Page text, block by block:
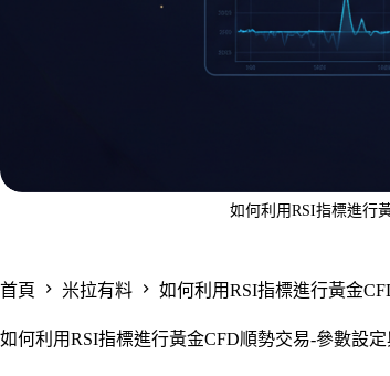
如何利用RSI指標進行
首頁 米拉有料 如何利用RSI指標進行黃金
如何利用RSI指標進行黃金CFD順勢交易-參數設